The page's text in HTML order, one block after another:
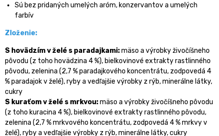
Sú bez pridaných umelých aróm, konzervantov a umelých
farbív
Zloženie:
S hovädzím v želé s paradajkami:mäso a výrobky živočíšneho
pôvodu (z toho hovädzina 4 %), bielkovinové extrakty rastlinného
pôvodu, zelenina (2,7 % paradajkového koncentrátu, zodpovedá 4
% paradajok v želé), ryby a vedľajšie výrobky z rýb, minerálne látky,
cukry
S kuraťom v želé s mrkvou:mäso a výrobky živočíšneho pôvodu
(z toho kuracina 4 %), bielkovinové extrakty rastlinného pôvodu,
zelenina (2,7 % mrkvového koncentrátu, zodpovedá 4 % mrkvy v
želé), ryby a vedľajšie výrobky z rýb, minerálne látky, cukry